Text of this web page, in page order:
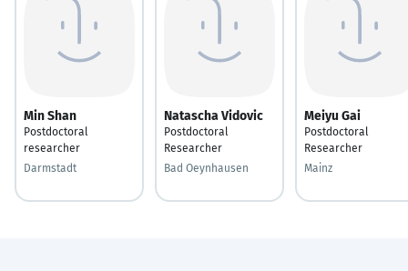
Min Shan
Postdoctoral
researcher
Darmstadt
Natascha Vidovic
Postdoctoral
Researcher
Bad Oeynhausen
Meiyu Gai
Postdoctoral
Researcher
Mainz